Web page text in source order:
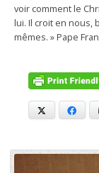
voir comment le
lui. Il croit en nous,
mêmes. » Pape